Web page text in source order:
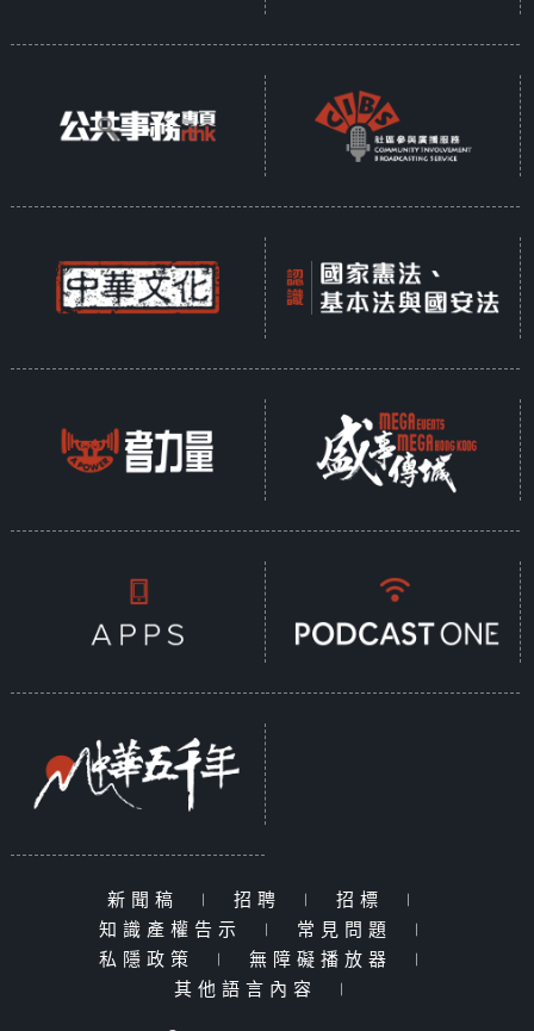
新聞稿 | 招聘 | 招標
|
知識產權告示
| 常見問題
|
私隱政策
| 無障礙播放器
|
其他語言內容
|